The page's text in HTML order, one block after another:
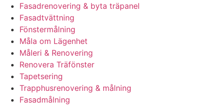
Fasadrenovering & byta träpanel
Fasadtvättning
Fönstermålning
Måla om Lägenhet
Måleri & Renovering
Renovera Träfönster
Tapetsering
Trapphusrenovering & målning
Fasadmålning